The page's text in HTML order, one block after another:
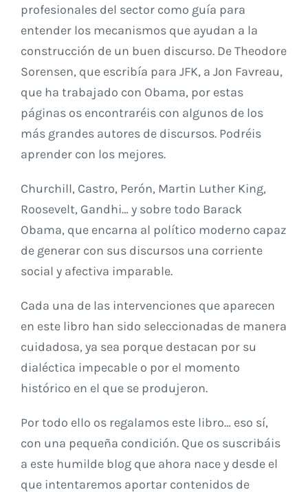
profesionales del sector como guía para
entender los mecanismos que ayudan a la
construcción de un buen discurso. De Theodore
Sorensen, que escribía para JFK, a Jon Favreau,
que ha trabajado con Obama, por estas
páginas os encontraréis con algunos de los
más grandes autores de discursos. Podréis
aprender con los mejores.
Churchill, Castro, Perón, Martin Luther King,
Roosevelt, Gandhi… y sobre todo Barack
Obama, que encarna al político moderno capaz
de generar con sus discursos una corriente
social y afectiva imparable.
Cada una de las intervenciones que aparecen
en este libro han sido seleccionadas de manera
cuidadosa, ya sea porque destacan por su
dialéctica impecable o por el momento
histórico en el que se produjeron.
Por todo ello os regalamos este libro… eso sí,
con una pequeña condición. Que os suscribáis
a este humilde blog que ahora nace y desde el
que intentaremos aportar contenidos de